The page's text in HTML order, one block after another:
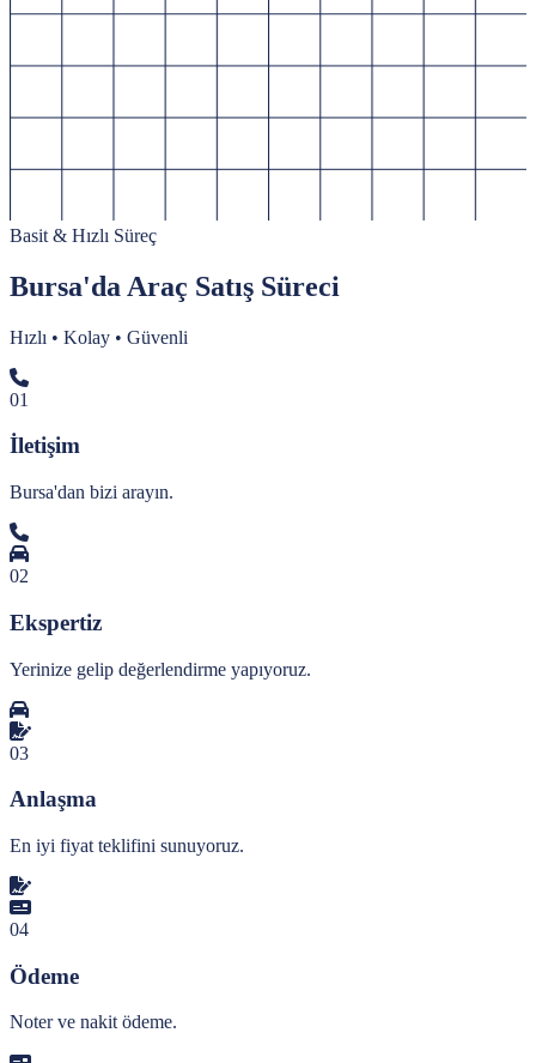
Basit & Hızlı Süreç
Bursa'da Araç Satış Süreci
Hızlı • Kolay • Güvenli
01
İletişim
Bursa'dan bizi arayın.
02
Ekspertiz
Yerinize gelip değerlendirme yapıyoruz.
03
Anlaşma
En iyi fiyat teklifini sunuyoruz.
04
Ödeme
Noter ve nakit ödeme.